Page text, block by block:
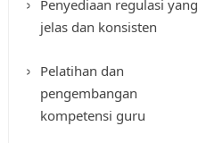
Penyediaan regulasi yang
jelas dan konsisten
Pelatihan dan
pengembangan
kompetensi guru